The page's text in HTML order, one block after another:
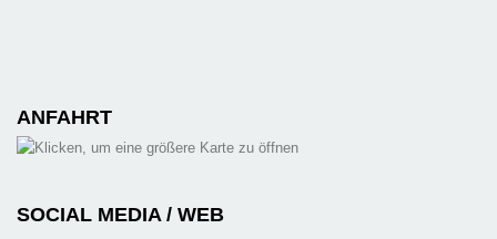
ANFAHRT
SOCIAL MEDIA / WEB